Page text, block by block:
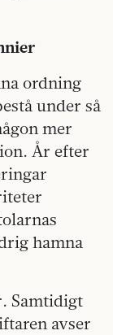
ordning
under så
mer
År efter
hamna
Samtidigt
avser